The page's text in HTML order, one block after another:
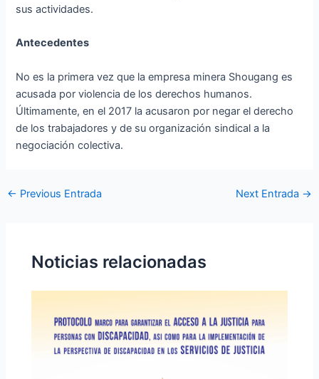
sus actividades.
Antecedentes
No es la primera vez que la empresa minera Shougang es
acusada por violencia de los derechos humanos.
Últimamente, en el 2017 la acusaron por negar el derecho
de los trabajadores y de su organización sindical a la
negociación colectiva.
← Previous Entrada Next Entrada →
Noticias relacionadas